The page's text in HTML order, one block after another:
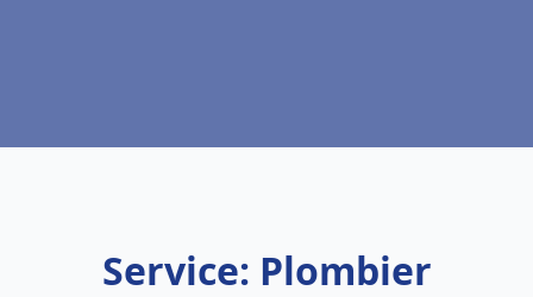
Service: Plombier